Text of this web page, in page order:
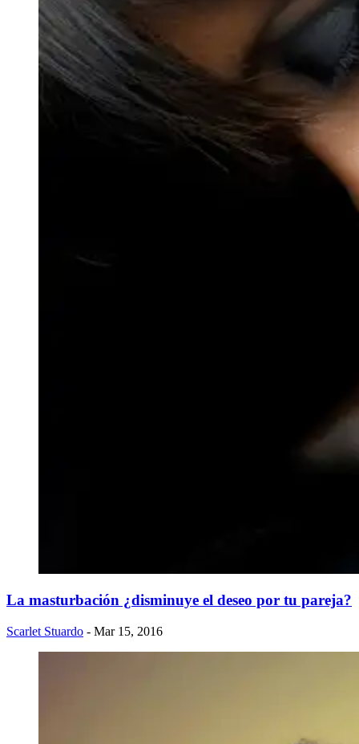
La masturbación ¿disminuye el deseo por tu pareja?
Scarlet Stuardo - Mar 15, 2016